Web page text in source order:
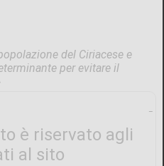
del Ciriacese e
per evitare il
è riservato agli
al sito